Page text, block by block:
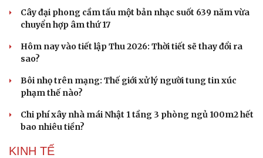
Cây đại phong cầm tấu một bản nhạc suốt 639 năm vừa
chuyển hợp âm thứ 17
Hôm nay vào tiết lập Thu 2026: Thời tiết sẽ thay đổi ra
sao?
Bôi nhọ trên mạng: Thế giới xử lý người tung tin xúc
phạm thế nào?
Chi phí xây nhà mái Nhật 1 tầng 3 phòng ngủ 100m2 hết
bao nhiêu tiền?
KINH TẾ